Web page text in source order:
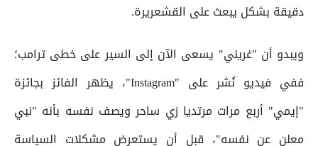
دقيقة بشكل يبعث على القشعريرة.
ويبدو أن "غريني" يسعى الآن إلى السير على خطى ترامب؛
ففي فيديو نُشر على "Instagram"، يظهر الفائز بجائزة
"إيمي" أربع مرات مرتديا زي ساحر ويصف نفسه بأنه "نبي
معلن عن نفسه"، قبل أن يستعرض مشكلات السياسة